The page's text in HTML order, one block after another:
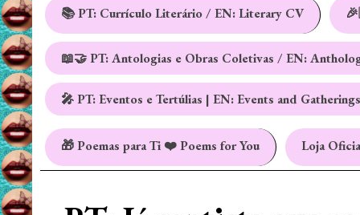
📚 PT: Currículo Literário / EN: Literary CV
📖🤝 PT: Antologias e Obras Coletivas / EN:
🎤 PT: Eventos e Tertúlias | EN: Events and Gatherings
🎁 Poemas para Ti ❤️ Poems for You Loja